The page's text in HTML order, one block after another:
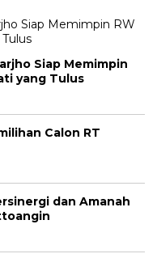
Siap Memimpin
yang Tulus
Calon RT
dan Amanah